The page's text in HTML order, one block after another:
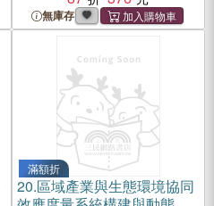
無庫存
滿額折
20.區域產業與生態環境協同